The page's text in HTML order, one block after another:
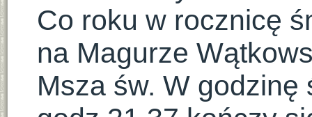
Co roku w rocznicę
na Magurze
Msza św. W